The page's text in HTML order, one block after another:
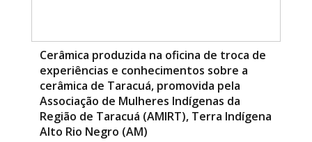
Cerâmica produzida na oficina de troca de
experiências e conhecimentos sobre a
cerâmica de Taracuá, promovida pela
Associação de Mulheres Indígenas da
Região de Taracuá (AMIRT), Terra Indígena
Alto Rio Negro (AM)